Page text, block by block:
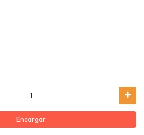
Encargar